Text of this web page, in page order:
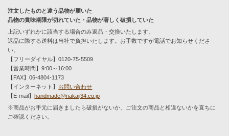
注文したものと違う品物が届いた
品物の賞味期限が切れていた・品物が著しく破損していた
上記いずれかに該当する場合のみ返品・交換いたします。
返品に際する送料は当社で負担いたします。お手数ですが電話でお知らせくださ
い。
【フリーダイヤル】0120-75-5509
【営業時間】9:00～16:00
【FAX】06-4804-1173
【インターネット】 お問い合わせ
【E-mail】handmade@nakaji34.co.jp
※商品がお手元に届きましたら破損がないか、ご注文の商品と相違ないかを直ちに
ご確認ください。